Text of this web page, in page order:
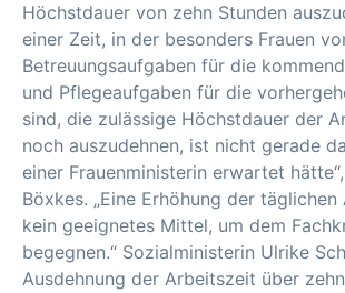
Höchstdauer von zehn Stunden
einer Zeit, in der besonders Frauen
Betreuungsaufgaben für die
und Pflegeaufgaben für die
sind, die zulässige Höchstdauer der
noch auszudehnen, ist nicht gerade
einer Frauenministerin erwartet
Böxkes. „Eine Erhöhung der
kein geeignetes Mittel, um dem
begegnen.“ Sozialministerin Ulrike
Ausdehnung der Arbeitszeit über